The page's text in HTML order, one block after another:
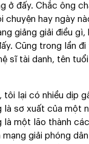
ở đấy. Chắc ông
chuyện hay ngày
giảng giải điều
Cũng trong lần
sĩ tài danh, tên
tôi lại có nhiều dịp
là sơ xuất của một
là một lão thành
giải phóng